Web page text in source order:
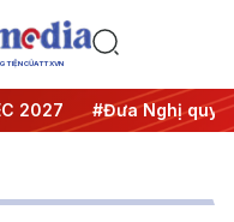
TIỆN CỦA TTXVN
2027 #Đưa Nghị quyết